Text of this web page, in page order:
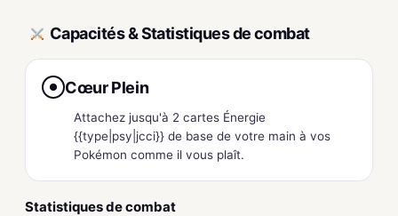
Capacités & Statistiques de combat
● Cœur Plein
Attachez jusqu'à 2 cartes Énergie
{{type|psy|jcci}} de base de votre main à vos
Pokémon comme il vous plaît.
Statistiques de combat